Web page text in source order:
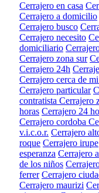
Cerrajero en casa
Cerrajero a domicilio
Cerrajero busco
Cerrajero necesito
domiciliario
Cerrajero zona sur
Cerrajero 24h
Cerrajero cerca de
Cerrajero particular
contratista Cerrajero
horas Cerrajero 24
Cerrajero cordoba
v.i.c.o.r. Cerrajero
roque Cerrajero irupe
esperanza Cerrajero
de los niños
ferrer Cerrajero
Cerrajero maurizi